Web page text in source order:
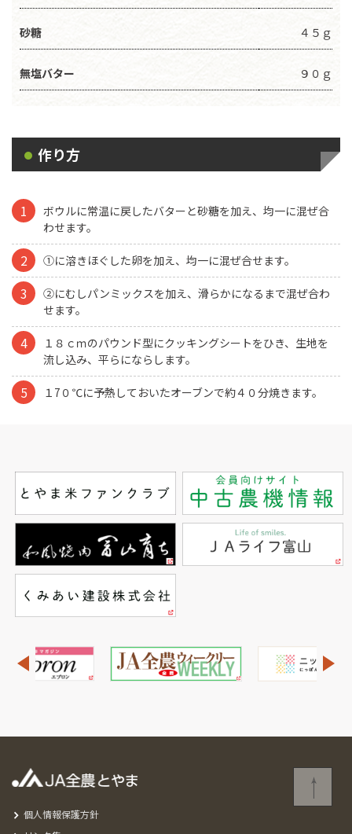
砂糖 ４５ｇ
無塩バター ９０ｇ
作り方
ボウルに常温に戻したバターと砂糖を加え、均一に混ぜ合
わせます。
①に溶きほぐした卵を加え、均一に混ぜ合せます。
②にむしパンミックスを加え、滑らかになるまで混ぜ合わ
せます。
１８ｃｍのパウンド型にクッキングシートをひき、生地を
流し込み、平らにならします。
１7０℃に予熱しておいたオーブンで約４０分焼きます。
個人情報保護方針